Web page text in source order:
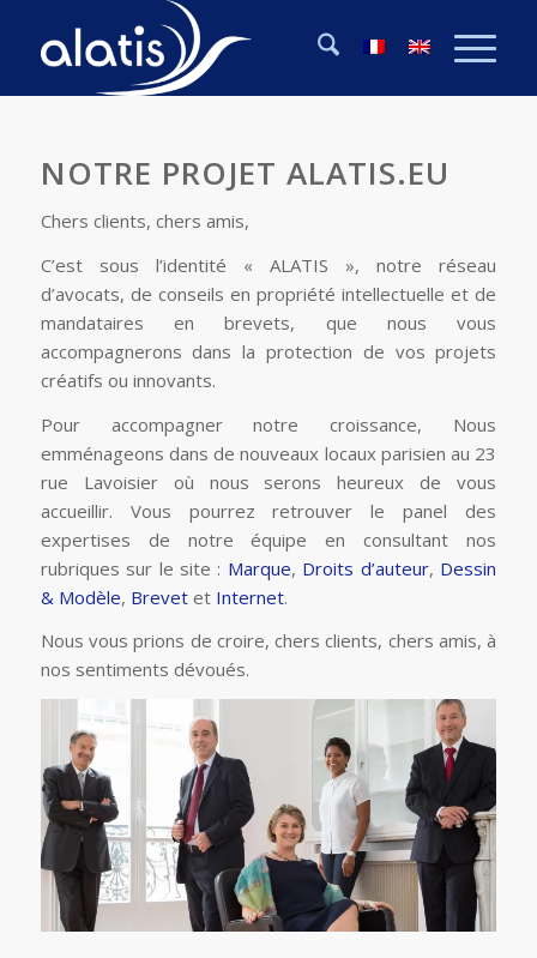
NOTRE PROJET ALATIS.EU
Chers clients, chers amis,
C’est sous l’identité « ALATIS », notre réseau
d’avocats, de conseils en propriété intellectuelle et de
mandataires en brevets, que nous vous
accompagnerons dans la protection de vos projets
créatifs ou innovants.
Pour accompagner notre croissance, Nous
emménageons dans de nouveaux locaux parisien au 23
rue Lavoisier où nous serons heureux de vous
accueillir. Vous pourrez retrouver le panel des
expertises de notre équipe en consultant nos
rubriques sur le site : Marque, Droits d’auteur, Dessin
& Modèle, Brevetet Internet.
Nous vous prions de croire, chers clients, chers amis, à
nos sentiments dévoués.